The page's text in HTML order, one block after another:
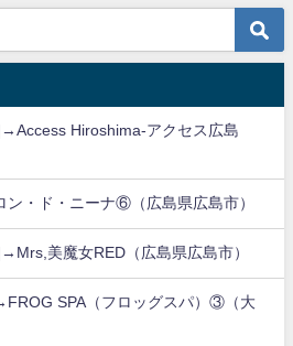
Hiroshima-アクセス広島
・ド・ニーナ⑥（広島県広島市）
美魔女RED（広島県広島市）
SPA（フロッグスパ）③（大